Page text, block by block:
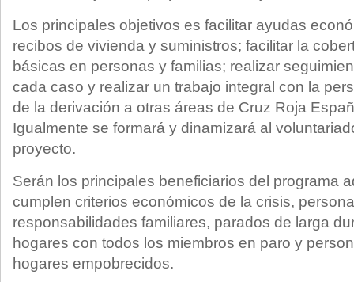
Los principales objetivos es facilitar ayudas
recibos de vivienda y suministros; facilitar la
básicas en personas y familias; realizar
cada caso y realizar un trabajo integral con la
de la derivación a otras áreas de Cruz Roja
Igualmente se formará y dinamizará al
proyecto.
Serán los principales beneficiarios del programa
cumplen criterios económicos de la crisis,
responsabilidades familiares, parados de larga
hogares con todos los miembros en paro y
hogares empobrecidos.